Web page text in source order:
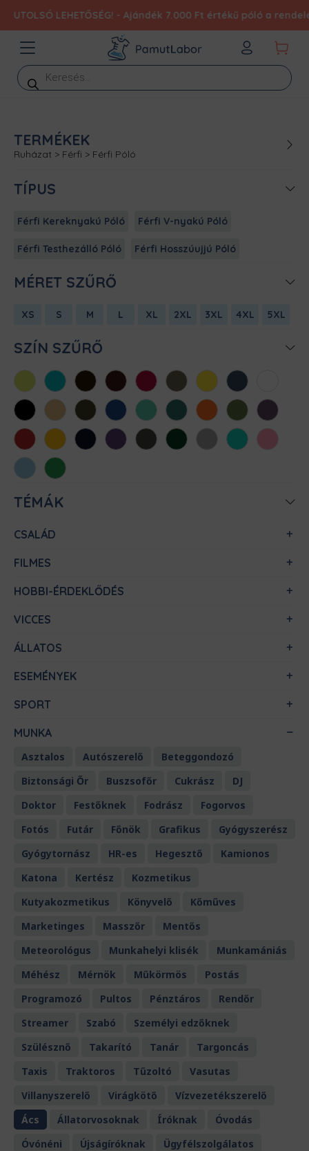
LEHETŐSÉG! - Ajándék 7.000 Ft értékű póló a
Products
search
TERMÉKEK
Ruházat > Férfi > Férfi Póló
TÍPUS
Férfi Kereknyakú Póló Férfi V-nyakú Póló
Férfi Testhezálló Póló Férfi Hosszúujjú Póló
MÉRET SZŰRŐ
XS S M L XL 2XL 3XL 4XL 5XL
SZÍN SZŰRŐ
AlmazöldAtollkékBarnaBordóChili Cink Citromsárga
Denim
FeketeHomokKhaki KirálykékMentaMéregzöld
NarancsOliva Padlizsán
Piros SárgaSötétkékSötétlilaSötétszürke
SötétzöldSportszürke
Türkiz
Világos
rózsaszín
Világoskék
Zöld
TÉMÁK
CSALÁD
FILMES
HOBBI-ÉRDEKLŐDÉS
VICCES
ÁLLATOS
ESEMÉNYEK
SPORT
MUNKA
Asztalos Autószerelő
Beteggondozó
Biztonsági Őr
Buszsofőr Cukrász
DJ
Doktor
Festőknek Fodrász
Fogorvos
Fotós
Futár Főnök Grafikus
Gyógyszerész
Gyógytornász
HR-es Hegesztő
Kamionos
Katona
Kertész
Kozmetikus
Kutyakozmetikus
Könyvelő
Kőműves
Marketinges
Masszőr
Mentős
Meteorológus
Munkahelyi klisék
Munkamániás
Méhész
Mérnök Műkörmös
Postás
Programozó
Pultos Pénztáros
Rendőr
Streamer
Szabó
Személyi edzőknek
Szülésznő
Takarító Tanár
Targoncás
Taxis
Traktoros Tűzoltó
Vasutas
Villanyszerelő
Virágkötő
Vízvezetékszerelő
Ács
Állatorvosoknak Íróknak
Óvodás
Óvónéni
Újságíróknak
Ügyfélszolgálatos